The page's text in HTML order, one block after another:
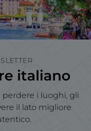
italiano
perdere i luoghi, gli
il lato migliore